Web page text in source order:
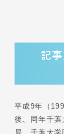
記
平成9年（
後、同年千葉
局。千葉大